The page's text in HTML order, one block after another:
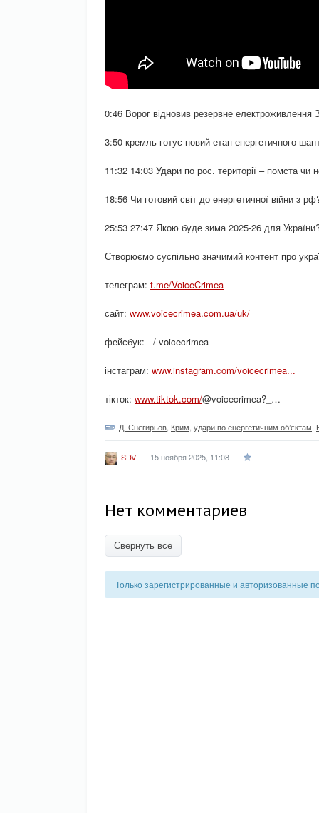
0:46 Ворог відновив резервне
3:50 кремль готує новий етап енергетичного
11:32 14:03 Удари по рос. території – помста чи
18:56 Чи готовий світ до енергетичної війни з
25:53 27:47 Якою буде зима 2025-26 для
Створюємо суспільно значимий контент про
телеграм: t.me/VoiceCrimea
сайт: www.voicecrimea.com.ua/uk/
фейсбук: / voicecrimea
інстаграм: www.instagram.com/voicecrimea...
тікток: www.tiktok.com/@voicecrimea?_…
Д. Снєгирьов Крим удари по енергетичним об’єктам
SDV 15 ноября 2025, 11:08
Нет комментариев
Свернуть все
Только зарегистрированные и авторизованные